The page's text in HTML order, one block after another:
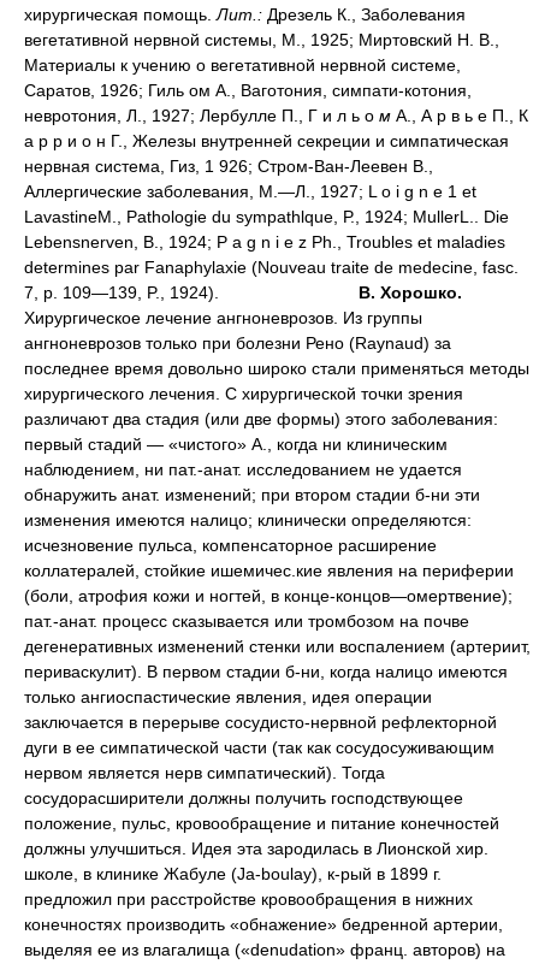
хирургическая помощь. Лит.: Дрезель К., Заболевания
вегетативной нервной системы, М., 1925; Миртовский Н. В.,
Материалы к учению о вегетативной нервной системе,
Саратов, 1926; Гиль ом А., Ваготония, симпати-котония,
невротония, Л., 1927; Лербулле П., Г и л ь о м А., А р в ь е П., К
а р р и о н Г., Железы внутренней секреции и симпатическая
нервная система, Гиз, 1 926; Стром-Ван-Леевен В.,
Аллергические заболевания, М.—Л., 1927; L о i g n e 1 et
LavastineM., Pathologie du sympathlque, Р., 1924; MullerL.. Die
Lebensnerven, В., 1924; Р a g n i e z Ph., Troubles et maladies
determines par Fanaphylaxie (Nouveau traite de medecine, fasc.
7, p. 109—139, P., 1924).
В. Хорошко.
Хирургическое лечение ангноневрозов. Из группы
ангноневрозов только при болезни Рено (Raynaud) за
последнее время довольно широко стали применяться методы
хирургического лечения. С хирургической точки зрения
различают два стадия (или две формы) этого заболевания:
первый стадий — «чистого» А., когда ни клиническим
наблюдением, ни пат.-анат. исследованием не удается
обнаружить анат. изменений; при втором стадии б-ни эти
изменения имеются налицо; клинически определяются:
исчезновение пульса, компенсаторное расширение
коллатералей, стойкие ишемичес.кие явления на периферии
(боли, атрофия кожи и ногтей, в конце-концов—омертвение);
пат.-анат. процесс сказывается или тромбозом на почве
дегенеративных изменений стенки или воспалением (артериит,
периваскулит). В первом стадии б-ни, когда налицо имеются
только ангиоспастические явления, идея операции
заключается в перерыве сосудисто-нервной рефлекторной
дуги в ее симпатической части (так как сосудосуживающим
нервом является нерв симпатический). Тогда
сосудорасширители должны получить господствующее
положение, пульс, кровообращение и питание конечностей
должны улучшиться. Идея эта зародилась в Лионской хир.
школе, в клинике Жабуле (Ja-boulay), к-рый в 1899 г.
предложил при расстройстве кровообращения в нижних
конечностях производить «обнажение» бедренной артерии,
выделяя ее из влагалища («denudation» франц. авторов) на